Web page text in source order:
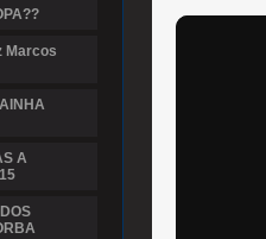
Marcos
A